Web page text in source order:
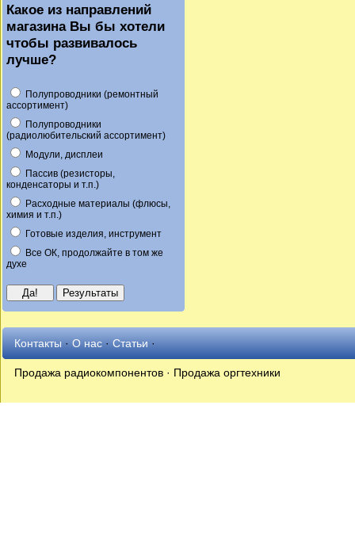
Какое из направлений
магазина Вы бы хотели
чтобы развивалось
лучше?
Полупроводники (ремонтный
ассортимент)
Полупроводники
(радиолюбительский ассортимент)
Модули, дисплеи
Пассив (резисторы,
конденсаторы и т.п.)
Расходные материалы (флюсы,
химия и т.п.)
Готовые изделия, инструмент
Все ОК, продолжайте в том же
духе
Контакты·О нас·Статьи·
Продажа радиокомпонентов · Продажа оргтехники